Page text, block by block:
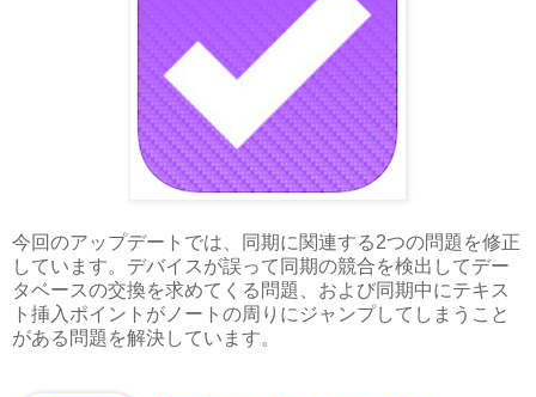
今回のアップデートでは、
同期に関連する2つの問題を修正
しています。 デバイスが誤って同期の競合を検出してデー
タベースの交換を求めてくる問題、および同期中にテキス
ト挿入ポイントが ノートの周りにジャンプしてしまうこと
がある問題を解決しています。